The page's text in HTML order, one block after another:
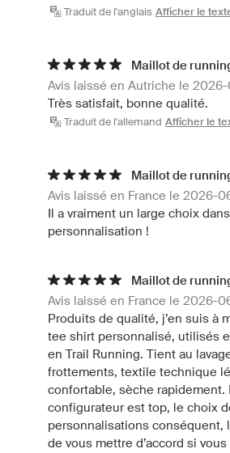
Traduit de l'anglais Afficher le
Maillot de
Avis laissé en Autriche le
Très satisfait, bonne qualité.
Traduit de l'allemand Afficher le
Maillot de
Avis laissé en France le 2026-
Il a vraiment un large choix
personnalisation !
Maillot de
Avis laissé en France le 2026-
Produits de qualité, j’en suis à
tee shirt personnalisé, utilisés
en Trail Running. Tient au
frottements, textile technique
confortable, sèche rapidement.
configurateur est top, le choix
personnalisations conséquent,
de vous mettre d’accord si